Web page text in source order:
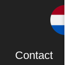
Contact